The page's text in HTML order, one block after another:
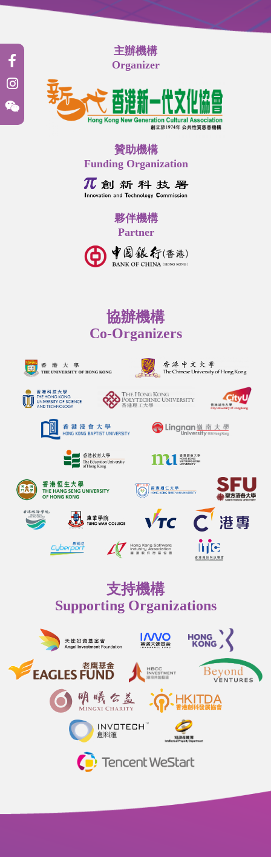
主辦機構
Organizer
贊助機構
Funding Organization
夥伴機構
Partner
協辦機構
Co-Organizers
支持機構
Supporting Organizations